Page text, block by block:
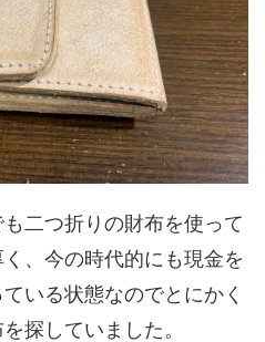
二つ折りの財布を使って
、今の時代的にも現金を
いる状態なのでとにかく
探していました。